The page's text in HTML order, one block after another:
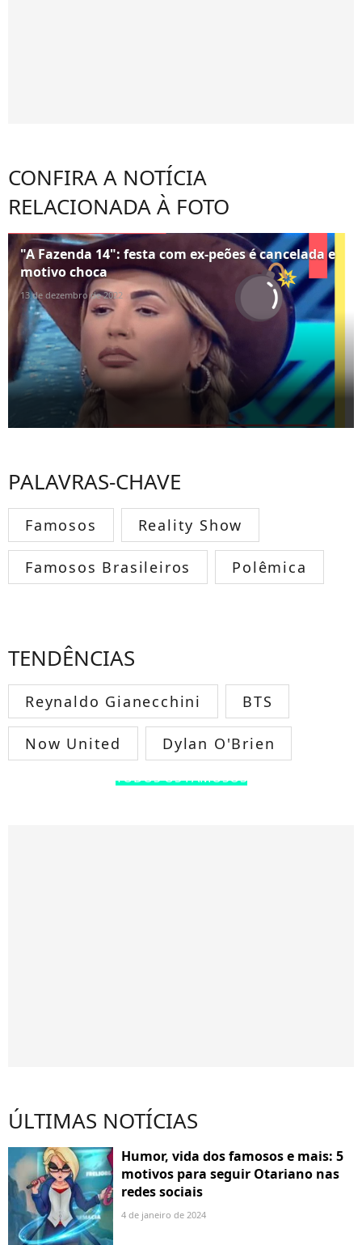
CONFIRA A NOTÍCIA
RELACIONADA À FOTO
"A Fazenda 14": festa com ex-peões é cancelada e
motivo choca
13 de dezembro de 2022
PALAVRAS-CHAVE
Famosos Reality Show
Famosos Brasileiros Polêmica
TENDÊNCIAS
Reynaldo Gianecchini BTS
Now United Dylan O'Brien
TODOS OS FAMOSOS
ÚLTIMAS NOTÍCIAS
Humor, vida dos famosos e mais: 5
motivos para seguir Otariano nas
redes sociais
4 de janeiro de 2024